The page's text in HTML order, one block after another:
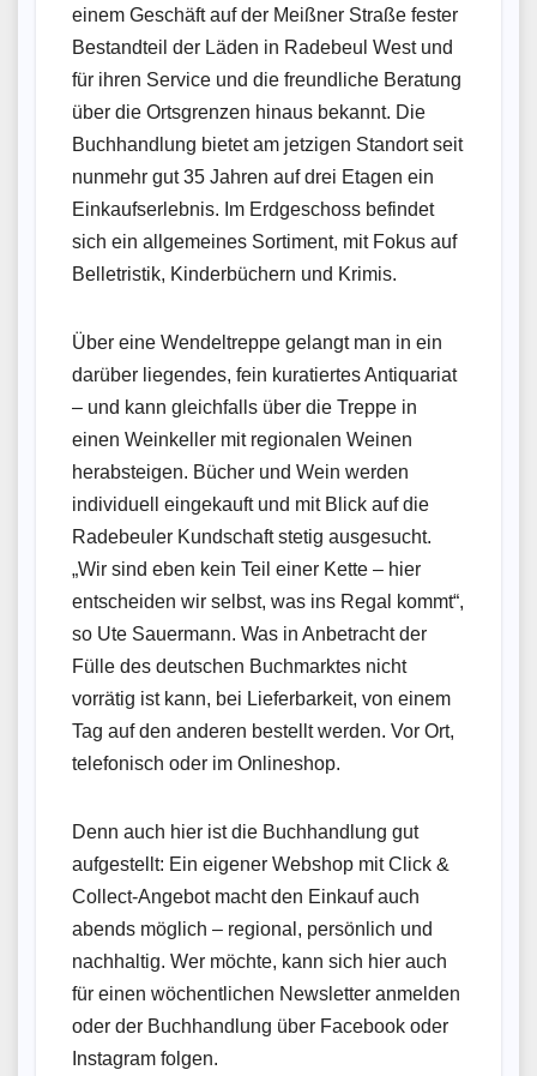
einem Geschäft auf der Meißner Straße fester
Bestandteil der Läden in Radebeul West und
für ihren Service und die freundliche Beratung
über die Ortsgrenzen hinaus bekannt. Die
Buchhandlung bietet am jetzigen Standort seit
nunmehr gut 35 Jahren auf drei Etagen ein
Einkaufserlebnis. Im Erdgeschoss befindet
sich ein allgemeines Sortiment, mit Fokus auf
Belletristik, Kinderbüchern und Krimis.
Über eine Wendeltreppe gelangt man in ein
darüber liegendes, fein kuratiertes Antiquariat
– und kann gleichfalls über die Treppe in
einen Weinkeller mit regionalen Weinen
herabsteigen. Bücher und Wein werden
individuell eingekauft und mit Blick auf die
Radebeuler Kundschaft stetig ausgesucht.
„Wir sind eben kein Teil einer Kette – hier
entscheiden wir selbst, was ins Regal kommt“,
so Ute Sauermann. Was in Anbetracht der
Fülle des deutschen Buchmarktes nicht
vorrätig ist kann, bei Lieferbarkeit, von einem
Tag auf den anderen bestellt werden. Vor Ort,
telefonisch oder im Onlineshop.
Denn auch hier ist die Buchhandlung gut
aufgestellt: Ein eigener Webshop mit Click &
Collect-Angebot macht den Einkauf auch
abends möglich – regional, persönlich und
nachhaltig. Wer möchte, kann sich hier auch
für einen wöchentlichen Newsletter anmelden
oder der Buchhandlung über Facebook oder
Instagram folgen.